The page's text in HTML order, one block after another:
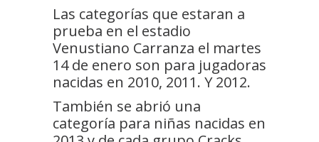
Las categorías que estaran a
prueba en el estadio
Venustiano Carranza el martes
14 de enero son para jugadoras
nacidas en 2010, 2011. Y 2012.
También se abrió una
categoría para niñas nacidas en